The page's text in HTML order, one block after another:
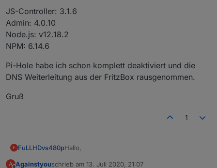
64 bytes from
64 bytes
64 bytes from
64 bytes
64 bytes from 172.67.180.22 (172.67.180.22):
64 bytes from 172.67.180.22 (172.67.180.22):
22.225/23.844
JS-Controller: 3.1.6
Admin: 4.0.10
Node.js: v12.18.2
NPM: 6.14.6
Pi-Hole habe ich schon komplett deaktiviert und die
DNS Weiterleitung aus der FritzBox rausgenommen.
Gruß
1
F FuLLHDvs480pHallo,
habe derzeit genau das gleiche Problem. Kann
A Againstyouschrieb am 13. Juli 2020, 21:07